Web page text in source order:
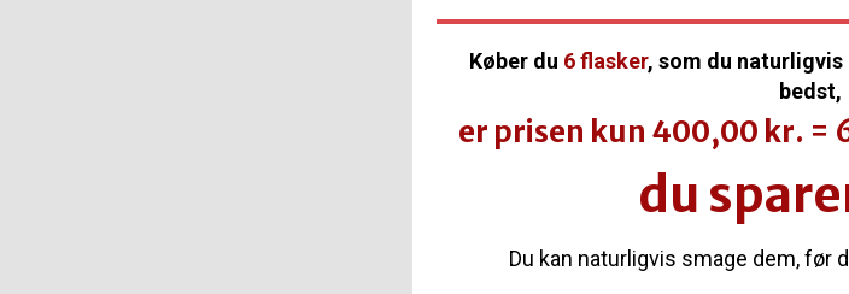
Køber du 6 flasker, som du naturligvis
bedst,
er prisen kun 400,00 kr. =
du
Du kan naturligvis smage dem, før